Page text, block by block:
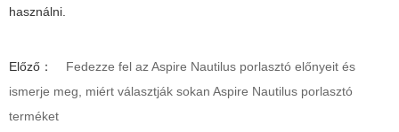
használni.
Előző：
Fedezze fel az Aspire Nautilus porlasztó előnyeit és
ismerje meg, miért választják sokan Aspire Nautilus porlasztó
terméket